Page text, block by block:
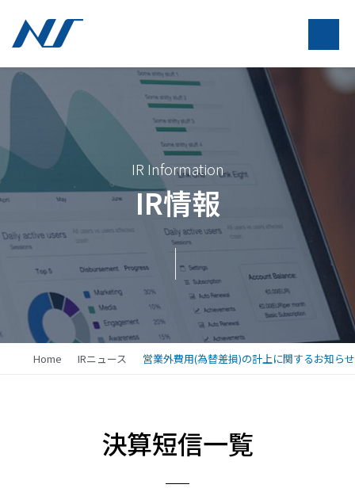
IR Information
IR情報
Home IRニュース 営業外費用(為替差損)の計上に関するお知らせ
決算短信一覧